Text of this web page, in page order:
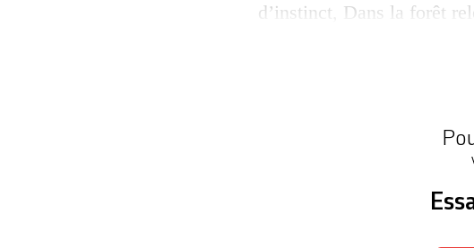
d’instinct, Dans la forêt